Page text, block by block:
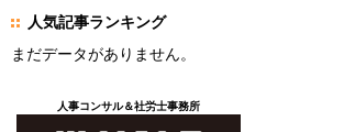
人気記事ランキング
まだデータがありません。
人事コンサル＆社労士事務所